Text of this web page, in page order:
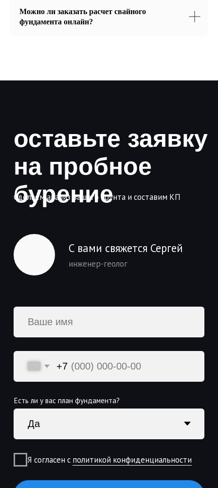
Можно ли заказать расчет свайного
фундамента онлайн?
Политика
Контакты